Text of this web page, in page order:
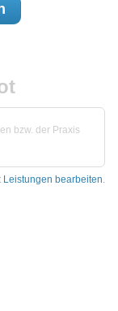
bzw. der Praxis
Leistungen bearbeiten.